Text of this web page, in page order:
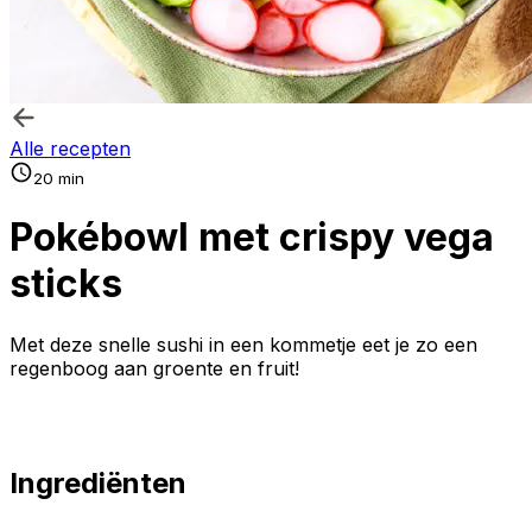
Alle recepten
20 min
Pokébowl met crispy vega
sticks
Met deze snelle sushi in een kommetje eet je zo een
regenboog aan groente en fruit!
Ingrediënten